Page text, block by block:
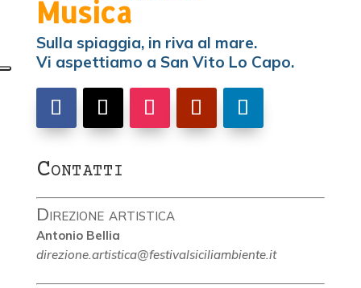
Musica
Sulla spiaggia, in riva al mare.
Vi aspettiamo a San Vito Lo Capo.
Contatti
Direzione artistica
Antonio Bellia
direzione.artistica@festivalsiciliambiente.it